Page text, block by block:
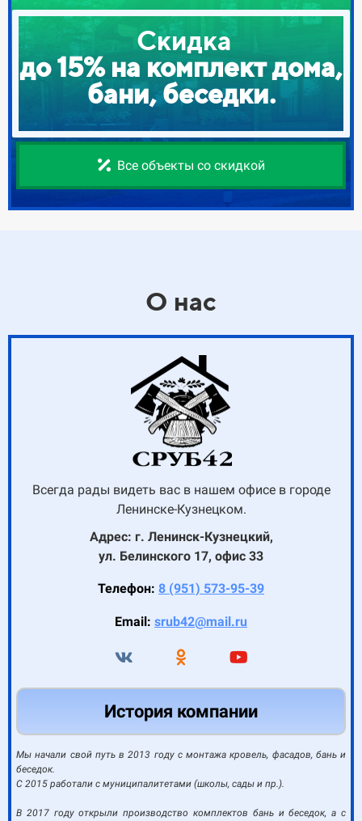
Скидка
до 15% на комплект дома,
бани, беседки.
Все объекты со скидкой
О нас
Всегда рады видеть вас в нашем офисе в городе
Ленинске-Кузнецком.
Адрес: г. Ленинск-Кузнецкий,
ул. Белинского 17, офис 33
Телефон: 8 (951) 573-95-39
Email: srub42@mail.ru
История компании
Мы начали свой путь в 2013 году с монтажа кровель, фасадов, бань и
беседок.
С 2015 работали с муниципалитетами (школы, сады и пр.).
В 2017 году открыли производство комплектов бань и беседок, а с